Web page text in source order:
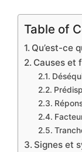
Table of
Qu’est-ce
Causes et
Signes et